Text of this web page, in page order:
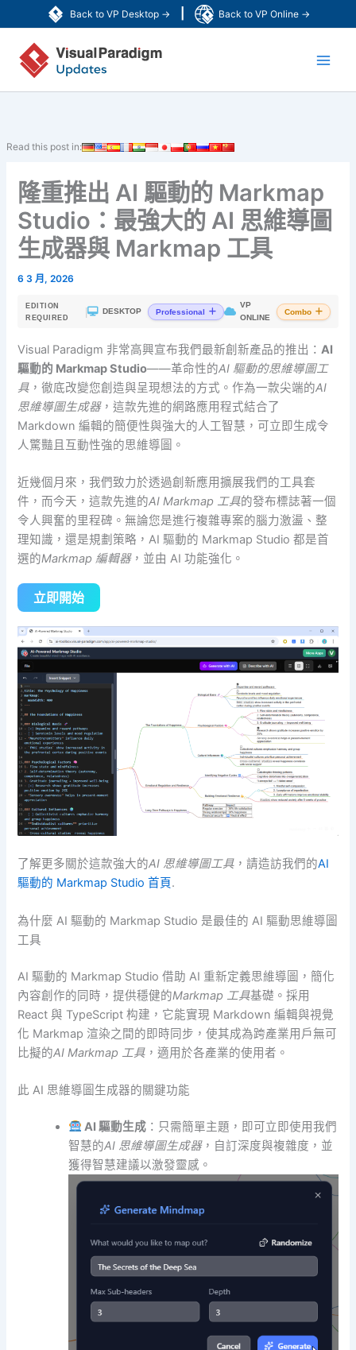
Back to VP Desktop → Back to VP Online →
至
Read this post in:
隆重推出 AI 驅動的 Markmap
Studio：最強大的 AI 思維導圖
生成器與 Markmap 工具
6 3 月, 2026
EDITION
REQUIRED
DESKTOP Professional
VP
ONLINE
Combo
Visual Paradigm 非常高興宣布我們最新創新產品的推出：AI
驅動的 Markmap Studio——革命性的AI 驅動的思維導圖工
具 ，徹底改變您創造與呈現想法的方式。作為一款尖端的AI
思維導圖生成器，這款先進的網路應用程式結合了
Markdown 編輯的簡便性與強大的人工智慧，可立即生成令
人驚豔且互動性強的思維導圖。
近幾個月來，我們致力於透過創新應用擴展我們的工具套
件，而今天，這款先進的AI Markmap 工具的發布標誌著一個
令人興奮的里程碑。無論您是進行複雜專案的腦力激盪、整
理知識，還是規劃策略，AI 驅動的 Markmap Studio 都是首
選的Markmap 編輯器，並由 AI 功能強化。
立即開始
了解更多關於這款強大的AI 思維導圖工具 ，請造訪我們的AI
驅動的 Markmap Studio 首頁.
為什麼 AI 驅動的 Markmap Studio 是最佳的 AI 驅動思維導圖
工具
AI 驅動的 Markmap Studio 借助 AI 重新定義思維導圖，簡化
內容創作的同時，提供穩健的Markmap 工具基礎。採用
React 與 TypeScript 构建，它能實現 Markdown 編輯與視覺
化 Markmap 渲染之間的即時同步，使其成為跨產業用戶無可
比擬的AI Markmap 工具 ，適用於各產業的使用者。
此 AI 思維導圖生成器的關鍵功能
AI 驅動生成：只需簡單主題，即可立即使用我們
智慧的AI 思維導圖生成器，自訂深度與複雜度，並
獲得智慧建議以激發靈感。